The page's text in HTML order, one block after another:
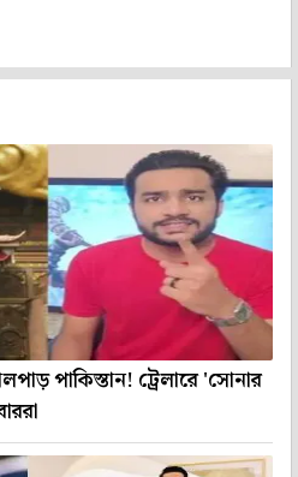
পাকিস্তান! ট্রেলারে 'সোনার